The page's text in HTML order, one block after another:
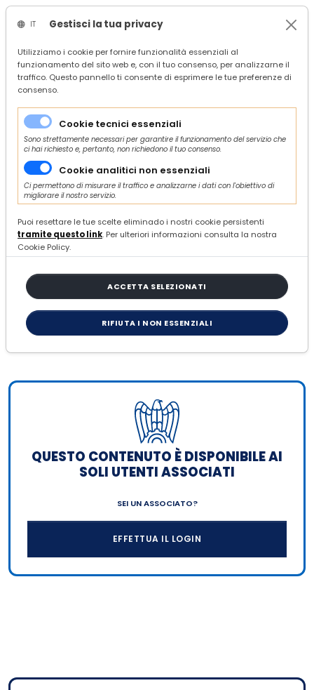
/ Confindustria Ascoli Piceno
/ Servizi
/ Risorse umane
/ INPS - Minimali di retribuzione
LUNEDÌ 29 GENNAIO 2024
INPS - Minimali di retribuzione
L’Inps ha comunicato i valori dei
minimale di retribuzione giornaliera per
il 2024 e gli altri valori ai fini del calcolo
delle contribuzioni.
QUESTO CONTENUTO È DISPONIBILE AI
SOLI UTENTI ASSOCIATI
SEI UN ASSOCIATO?
EFFETTUA IL LOGIN
IT Gestisci la tua privacy
Utilizziamo i cookie per fornire funzionalità essenziali al
funzionamento del sito web e, con il tuo consenso, per analizzarne il
traffico. Questo pannello ti consente di esprimere le tue preferenze di
consenso.
Cookie tecnici essenziali
Sono strettamente necessari per garantire il funzionamento del servizio che
ci hai richiesto e, pertanto, non richiedono il tuo consenso.
Cookie analitici non essenziali
Ci permettono di misurare il traffico e analizzarne i dati con l'obiettivo di
migliorare il nostro servizio.
Puoi resettare le tue scelte eliminado i nostri cookie persistenti
tramite questo link. Per ulteriori informazioni consulta la nostra
Cookie Policy.
ACCETTA SELEZIONATI
RIFIUTA I NON ESSENZIALI